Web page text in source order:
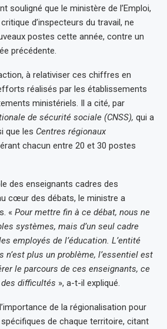
souligné que le ministère de l’Emploi,
d’inspecteurs du travail, ne
postes cette année, contre un
précédente.
à relativiser ces chiffres en
réalisés par les établissements
ministériels. Il a cité, par
de sécurité sociale (CNSS), qui a
que les Centres régionaux
chacun entre 20 et 30 postes
des enseignants cadres des
cœur des débats, le ministre a
« Pour mettre fin à ce débat, nous ne
systèmes, mais d’un seul cadre
employés de l’éducation. L’entité
n’est plus un problème, l’essentiel est
le parcours de ces enseignants, ce
difficultés », a-t-il expliqué.
de la régionalisation pour
de chaque territoire, citant